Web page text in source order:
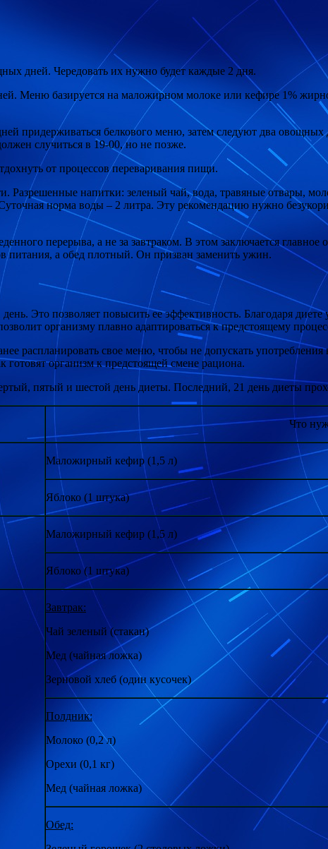
дней. Чередовать их нужно будет каждые 2 дня.
Меню базируется на маложирном молоке или кефире 1%
придерживаться белкового меню, затем следуют два
случиться в 19-00, но не позже.
от процессов переваривания пищи.
Разрешенные напитки: зеленый чай, вода, травяные отвары,
норма воды – 2 литра. Эту рекомендацию нужно
перерыва, а не за завтраком. В этом заключается
питания, а обед плотный. Он призван заменить ужин.
Это позволяет повысить ее эффективность. Благодаря диете
организму плавно адаптироваться к предстоящему
распланировать свое меню, чтобы не допускать
организм к предстоящей смене рациона.
пятый и шестой день диеты. Последний, 21 день диеты
Что
Маложирный кефир (1,5 л)
Яблоко (1 штука)
Маложирный кефир (1,5 л)
Яблоко (1 штука)
Завтрак:
Чай зеленый (стакан)
Мед (чайная ложка)
Зерновой хлеб (один кусочек)
Полдник:
Молоко (0,2 л)
Орехи (0,1 кг)
Мед (чайная ложка)
Обед: